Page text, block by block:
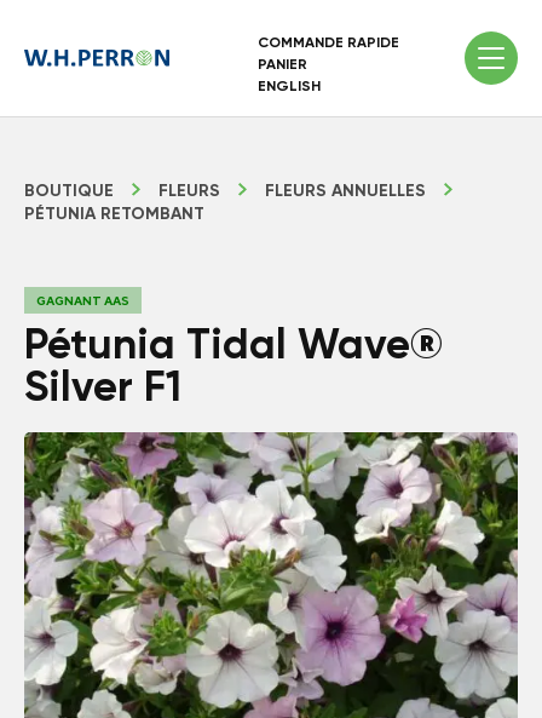
COMMANDE RAPIDE
PANIER
ENGLISH
BOUTIQUE FLEURS
FLEURS ANNUELLES
PÉTUNIA RETOMBANT
GAGNANT AAS
Pétunia Tidal Wave®
Silver F1